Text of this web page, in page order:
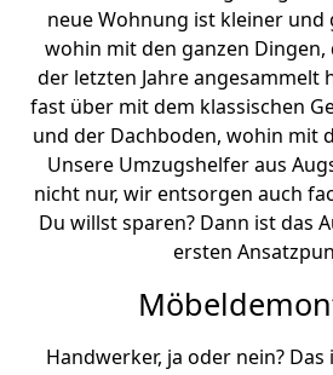
neue Wohnung ist kleiner und
wohin mit den ganzen
der letzten Jahre angesammelt
fast über mit dem klassischen
und der Dachboden, wohin mit
Unsere Umzugshelfer aus
nicht nur, wir entsorgen auch
Du willst sparen? Dann ist das
ersten
Handwerker, ja oder nein? Das